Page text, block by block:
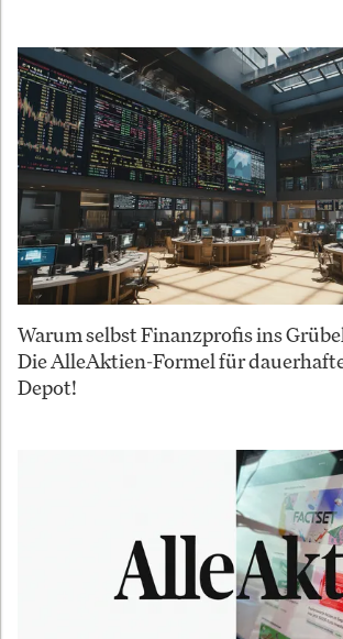
Warum selbst Finanzprofis ins
Die AlleAktien-Formel für
Depot!